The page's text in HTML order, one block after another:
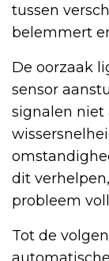
tussen
belemmert
De oorzaak
sensor
signalen niet
dit
probleem
Tot de